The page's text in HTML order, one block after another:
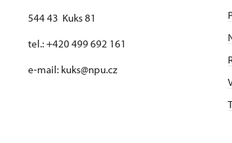
544 43 Kuks 81
tel.: +420 499 692 161
e-mail: kuks@npu.cz